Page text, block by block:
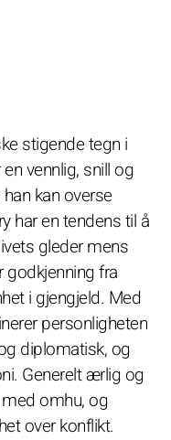
stigende tegn i
vennlig, snill og
kan overse
har en tendens til å
gleder mens
godkjenning fra
i gjengjeld. Med
personligheten
diplomatisk, og
Generelt ærlig og
omhu, og
over konflikt.